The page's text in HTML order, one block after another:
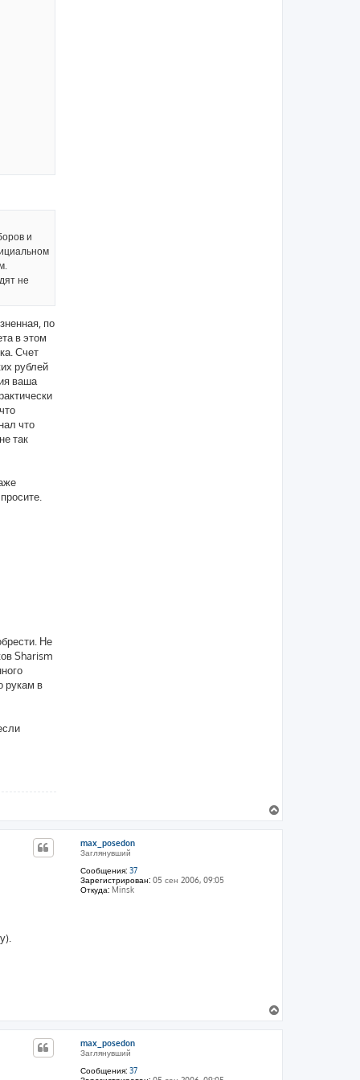
и
не
по
в этом
Счет
рублей
ваша
что
так
Не
Sharism
рукам в
е
р
max_posedon
Заглянувший
Сообщения: 37
Зарегистрирован: 05 сен 2006, 09:05
Откуда: Minsk
е
р
max_posedon
Заглянувший
Сообщения: 37